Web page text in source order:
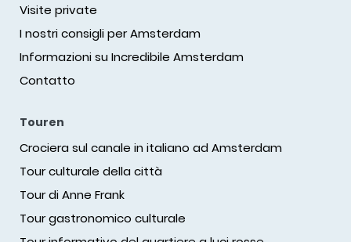
Visite private
I nostri consigli per Amsterdam
Informazioni su Incredibile Amsterdam
Contatto
Touren
Crociera sul canale in italiano ad Amsterdam
Tour culturale della città
Tour di Anne Frank
Tour gastronomico culturale